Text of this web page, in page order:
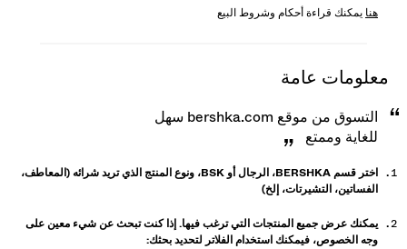
هنا يمكنك قراءة أحكام وشروط البيع
معلومات عامة
التسوق من موقع bershka.com سهل
للغاية وممتع
اختر قسم BERSHKA، الرجال أو BSK، ونوع المنتج الذي تريد شرائه (المعاطف،
الفساتين، التشيرتات، إلخ)
يمكنك عرض جميع المنتجات التي ترغب فيها. إذا كنت تبحث عن شيء معين على
وجه الخصوص، فيمكنك استخدام الفلاتر لتحديد بحثك: